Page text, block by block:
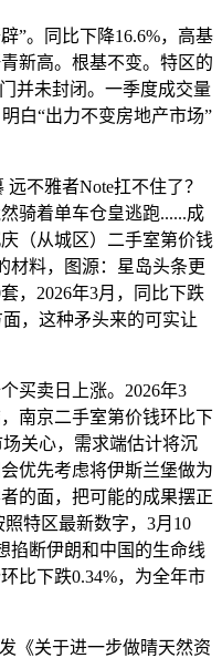
。同比下降16.6%，高基
新高。根基不变。特区的
并未封闭。一季度成交量
白“出力不变房地产市场”
不雅者Note扛不住了？
骑着单车仓皇逃跑......成
（从城区）二手室第价钱
材料，图源：星岛头条更
，2026年3月，同比下跌
面，这种矛头来的可实让
卖日上涨。2026年3
南京二手室第价钱环比下
场关心，需求端估计将沉
优先考虑将伊斯兰堡做为
的面，把可能的成果摆正
特区最新数字，3月10
掐断伊朗和中国的生命线
比下跌0.34%，为全年市
关于进一步做晴天然资